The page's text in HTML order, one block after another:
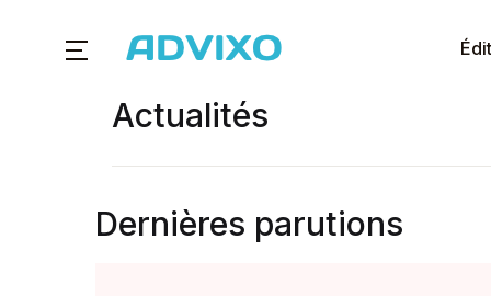
Actualités
Dernières parutions